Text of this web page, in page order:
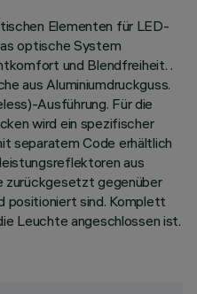
Elementen für LED-
optische System
und Blendfreiheit. .
aus Aluminiumdruckguss.
Ausführung. Für die
wird ein spezifischer
separatem Code erhältlich
aus
zurückgesetzt gegenüber
positioniert sind. Komplett
Leuchte angeschlossen ist.